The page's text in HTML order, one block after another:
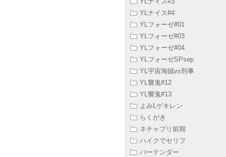
YLナイス#4
YLフォーゼ#01
YLフォーゼ#03
YLフォーゼ#04
YLフォーゼSPsep
YL宇宙海賊vs刑事
YL響鬼#12
YL響鬼#13
よみLゲキレン
らくがき
ネチャプリ前期
ハイクでセリフ
バーテンダー